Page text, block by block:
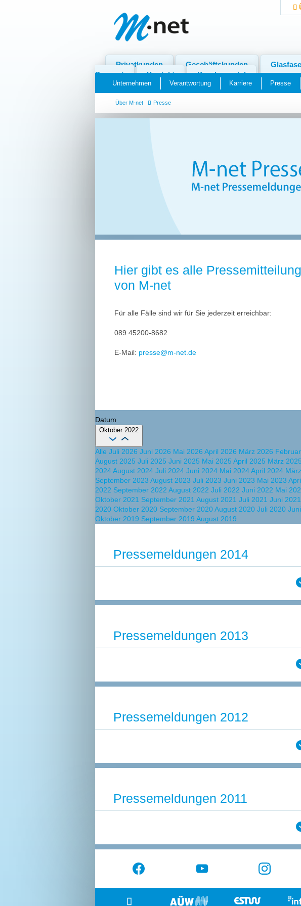
Privatkunden Geschäftskunden
Unternehmen Verantwortung Karriere Presse
Support
Kontakt Kundenportal
Über M-net Presse
Hier gibt es alle
von M-net
Für alle Fälle sind wir für Sie jederzeit erreichbar:
089 45200-8682
E-Mail: presse@m-net.de
Datum
Oktober 2022
Alle Juli 2026 Juni 2026 Mai 2026 April 2026 März 2026
August 2025 Juli 2025 Juni 2025 Mai 2025 April 2025 März 2025
2024August 2024 Juli 2024 Juni 2024 Mai 2024April 2024
September 2023 August 2023 Juli 2023 Juni 2023 Mai 2023
2022 September 2022 August 2022 Juli 2022 Juni 2022 Mai
Oktober 2021 September 2021 August 2021 Juli 2021 Juni 2021
2020 Oktober 2020 September 2020August 2020 Juli 2020
Oktober 2019 September 2019 August 2019
Pressemeldungen 2014
Pressemeldungen 2013
Pressemeldungen 2012
Pressemeldungen 2011